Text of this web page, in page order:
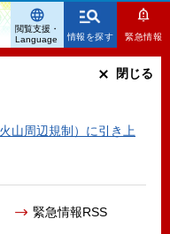
情報を探す 緊急情報
山周辺規制）に引き上
緊急情報RSS
閉じる
閲覧支援・
Language